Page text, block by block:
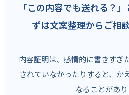
「この内容でも送れる？
ずは文案整理からご相
内容証明は、感情的に書きすぎ
されていなかったりすると、か
なることがあり